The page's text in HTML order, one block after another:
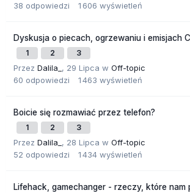
38 odpowiedzi 1 606 wyświetleń
Dyskusja o piecach, ogrzewaniu i emisjach
1 2 3
Przez Dalila_ , 29 Lipca w Off-topic
60 odpowiedzi 1 463 wyświetleń
Boicie się rozmawiać przez telefon?
1 2 3
Przez Dalila_ , 28 Lipca w Off-topic
52 odpowiedzi 1 434 wyświetleń
Lifehack, gamechanger - rzeczy, które nam